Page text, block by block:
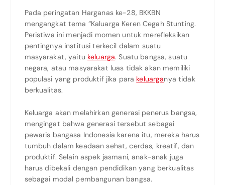
Pada peringatan Harganas ke-28, BKKBN
mengangkat tema “Kaluarga Keren Cegah Stunting.
Peristiwa ini menjadi momen untuk merefleksikan
pentingnya institusi terkecil dalam suatu
masyarakat, yaitu keluarga. Suatu bangsa, suatu
negara, atau masyarakat luas tidak akan memiliki
populasi yang produktif jika para keluarganya tidak
berkualitas.
Keluarga akan melahirkan generasi penerus bangsa,
mengingat bahwa generasi tersebut sebagai
pewaris bangasa Indonesia karena itu, mereka harus
tumbuh dalam keadaan sehat, cerdas, kreatif, dan
produktif. Selain aspek jasmani, anak-anak juga
harus dibekali dengan pendidikan yang berkualitas
sebagai modal pembangunan bangsa.